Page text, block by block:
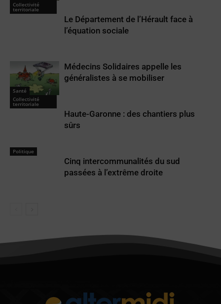
Collectivité
territoriale
Le Département de l’Hérault face à
l’équation sociale
Santé
Médecins Solidaires appelle les
généralistes à se mobiliser
Collectivité
territoriale
Haute-Garonne : des chantiers plus
sûrs
Politique
Cinq intercommunalités du sud
passées à l’extrême droite